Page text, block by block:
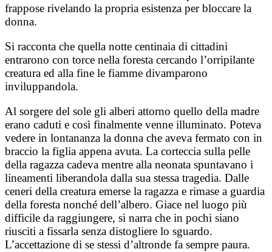
frappose rivelando la propria esistenza per bloccare la
donna.
Si racconta che quella notte centinaia di cittadini
entrarono con torce nella foresta cercando l’orripilante
creatura ed alla fine le fiamme divamparono
inviluppandola.
Al sorgere del sole gli alberi attorno quello della madre
erano caduti e così finalmente venne illuminato. Poteva
vedere in lontananza la donna che aveva fermato con in
braccio la figlia appena avuta. La corteccia sulla pelle
della ragazza cadeva mentre alla neonata spuntavano i
lineamenti liberandola dalla sua stessa tragedia. Dalle
ceneri della creatura emerse la ragazza e rimase a guardia
della foresta nonché dell’albero. Giace nel luogo più
difficile da raggiungere, si narra che in pochi siano
riusciti a fissarla senza distogliere lo sguardo.
L’accettazione di se stessi d’altronde fa sempre paura.